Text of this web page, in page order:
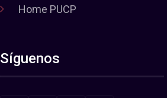
Home PUCP
Síguenos